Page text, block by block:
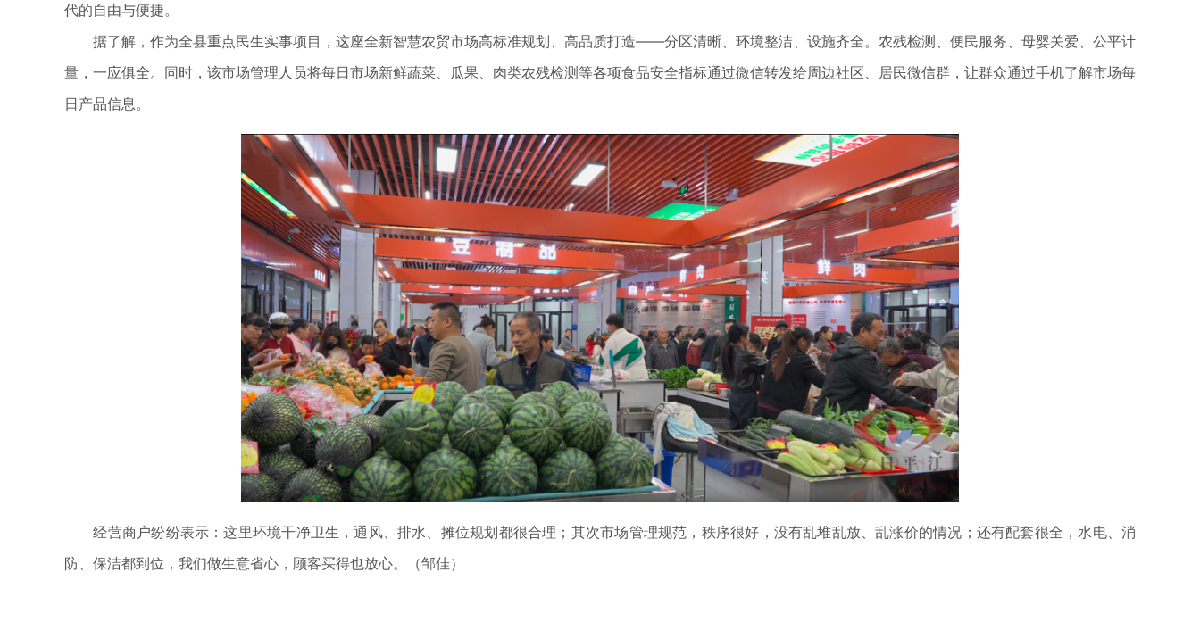
代的自由与便捷。
据了解，作为全县重点民生实事项目，这座全新智慧农贸市场高标准规划、高品质打造——分区清晰、环境整洁、设施齐全。农残检测、便民服务、母婴关爱、公平计
量，一应俱全。同时，该市场管理人员将每日市场新鲜蔬菜、瓜果、肉类农残检测等各项食品安全指标通过微信转发给周边社区、居民微信群，让群众通过手机了解市场每
日产品信息。
经营商户纷纷表示：这里环境干净卫生，通风、排水、摊位规划都很合理；其次市场管理规范，秩序很好，没有乱堆乱放、乱涨价的情况；还有配套很全，水电、消
防、保洁都到位，我们做生意省心，顾客买得也放心。（邹佳）